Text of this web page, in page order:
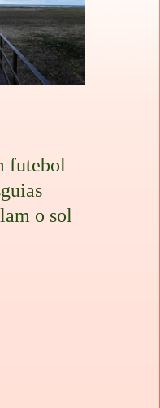
futebol
o sol